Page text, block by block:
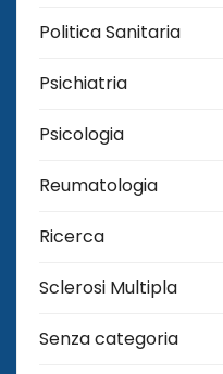
Politica Sanitaria
Psichiatria
Psicologia
Reumatologia
Ricerca
Sclerosi Multipla
Senza categoria